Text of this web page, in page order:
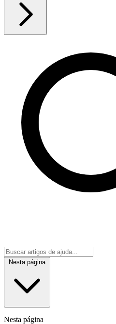
Nesta página
Nesta página